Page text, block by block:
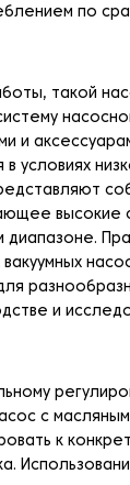
по
такой
и
условиях
высокие
диапазоне.
и
с
к